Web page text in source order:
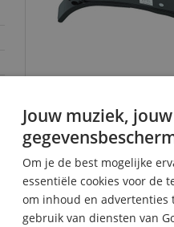
Jouw muziek,
Om je de best mogelijke
essentiële cookies voor de
om inhoud en advertenties
gebruik van diensten van